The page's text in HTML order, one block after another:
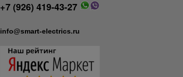
+7 (926) 419-43-27
info@smart-electrics.ru